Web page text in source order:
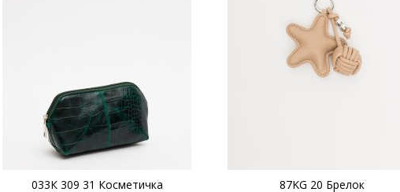
033К 309 31 Косметичка 87KG 20 Брелок